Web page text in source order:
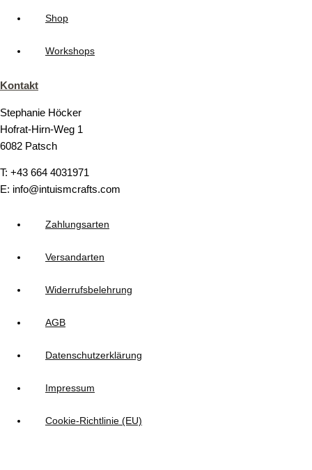
Shop
Workshops
Kontakt
Stephanie Höcker
Hofrat-Hirn-Weg 1
6082 Patsch
T: +43 664 4031971
E: info@intuismcrafts.com
Zahlungsarten
Versandarten
Widerrufsbelehrung
AGB
Datenschutzerklärung
Impressum
Cookie-Richtlinie (EU)